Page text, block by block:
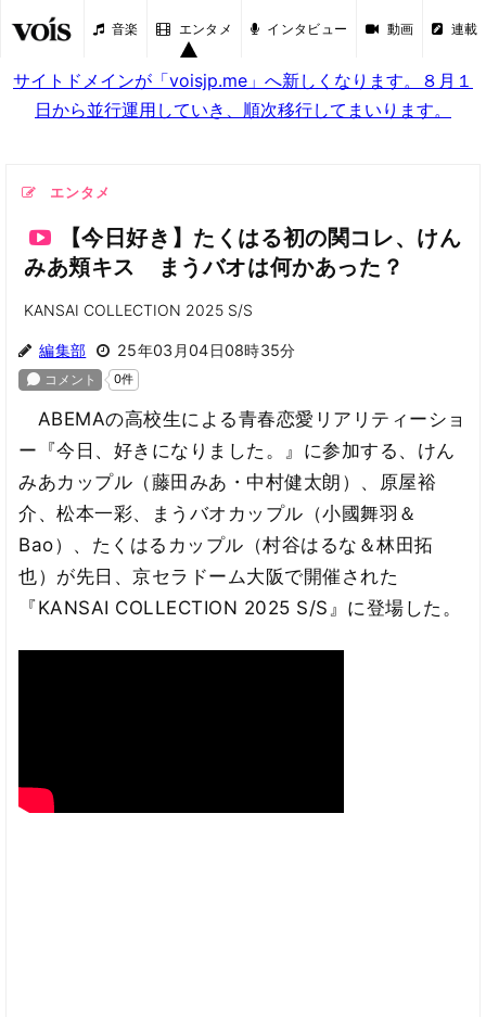
音楽 エンタメ インタビュー 動画 連載
サイトドメインが「voisjp.me」へ新しくなります。８月１
日から並行運用していき、順次移行してまいります。
エンタメ
【今日好き】たくはる初の関コレ、けん
みあ頬キス まうバオは何かあった？
KANSAI COLLECTION 2025 S/S
編集部 25年03月04日08時35分
ABEMAの高校生による青春恋愛リアリティーショ
ー『今日、好きになりました。』に参加する、けん
みあカップル（藤田みあ・中村健太朗）、原屋裕
介、松本一彩、まうバオカップル（小國舞羽＆
Bao）、たくはるカップル（村谷はるな＆林田拓
也）が先日、京セラドーム大阪で開催された
『KANSAI COLLECTION 2025 S/S』に登場した。